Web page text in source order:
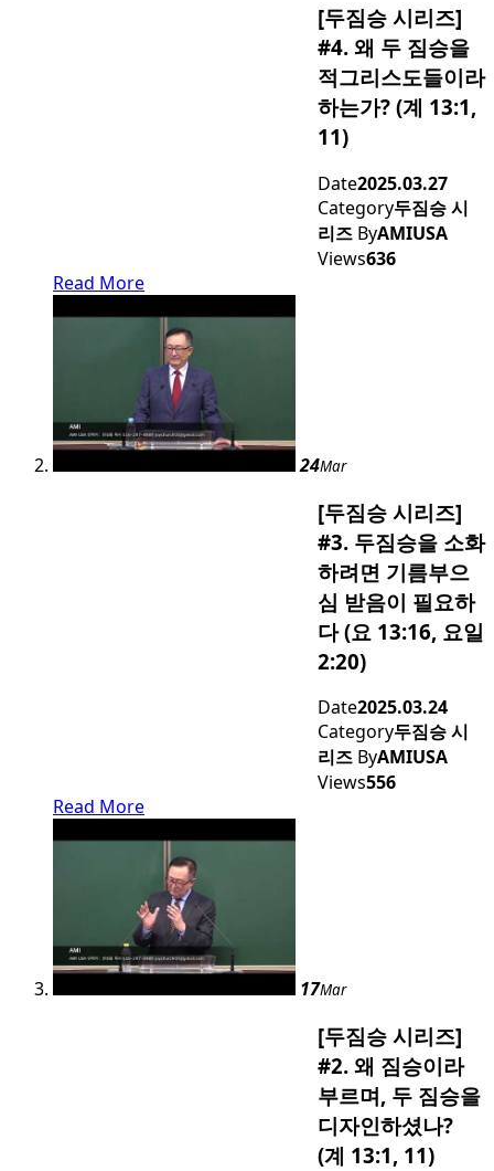
[두짐승 시리즈]
#4. 왜 두 짐승을
적그리스도들이라
하는가? (계 13:1,
11)
Date2025.03.27
Category두짐승 시
리즈 ByAMIUSA
Views636
Read More
24Mar
[두짐승 시리즈]
#3. 두짐승을 소화
하려면 기름부으
심 받음이 필요하
다 (요 13:16, 요일
2:20)
Date2025.03.24
Category두짐승 시
리즈 ByAMIUSA
Views556
Read More
17Mar
[두짐승 시리즈]
#2. 왜 짐승이라
부르며, 두 짐승을
디자인하셨나?
(계 13:1, 11)